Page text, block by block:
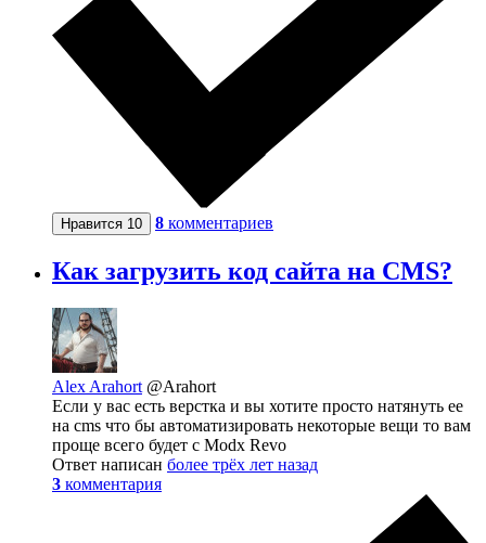
Нравится 10 8 комментариев
Как загрузить код сайта на CMS?
Alex Arahort @Arahort
Если у вас есть верстка и вы хотите просто натянуть ее
на cms что бы автоматизировать некоторые вещи то вам
проще всего будет с Modx Revo
Ответ написан более трёх лет назад
3 комментария